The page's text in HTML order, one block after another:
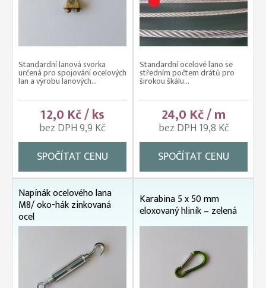
Standardní lanová svorka
určená pro spojování ocelových
lan a výrobu lanových...
12,0 Kč / ks
bez DPH 9,9 Kč
SPOČÍTAT CENU
Standardní ocelové lano se
středním počtem drátů pro
širokou škálu...
24,0 Kč / m
bez DPH 19,8 Kč
SPOČÍTAT CENU
Napínák ocelového lana
M8/ oko-hák zinkovaná
ocel
Karabina 5 x 50 mm
eloxovaný hliník – zelená